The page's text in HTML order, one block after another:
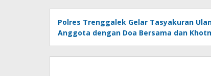
Polres Trenggalek Gelar Tasyakuran
Anggota dengan Doa Bersama dan